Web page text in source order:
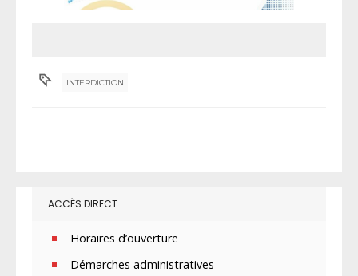
INTERDICTION
ACCÈS DIRECT
Horaires d’ouverture
Démarches administratives